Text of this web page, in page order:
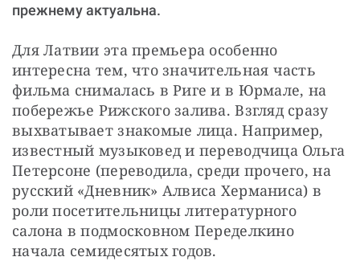
прежнему актуальна.
Для Латвии эта премьера особенно
интересна тем, что значительная часть
фильма снималась в Риге и в Юрмале, на
побережье Рижского залива. Взгляд сразу
выхватывает знакомые лица. Например,
известный музыковед и переводчица Ольга
Петерсоне (переводила, среди прочего, на
русский «Дневник» Алвиса Херманиса) в
роли посетительницы литературного
салона в подмосковном Переделкино
начала семидесятых годов.